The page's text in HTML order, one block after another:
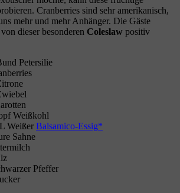
Cranberries sind sehr amerikanisch,
mehr und mehr Anhänger. Die Gäste
dieser besonderen Coleslaw positiv
Balsamico-Essig
Sahne
Pfeffer